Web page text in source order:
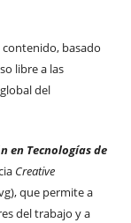
basado
libre a las
del
en Tecnologías de
Creative
), que permite a
del trabajo y a